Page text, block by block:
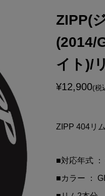
¥3,650(税込)
Red Bull KTM
TEAM(レッドブ
ーエム レーシン
¥12,900 (税込)
MOTUL
¥3,100(税込)
ZIPP(
(2014/
イト)/
¥12,900(税
ZIPP 404リ
■対応年式
■カラー ：